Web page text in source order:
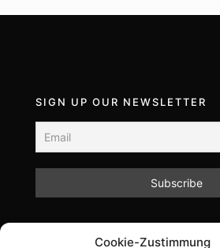
Cookie-Zustimmung
SIGN UP OUR NEWSLETTER
unsere Datenschutzrichtlinien.